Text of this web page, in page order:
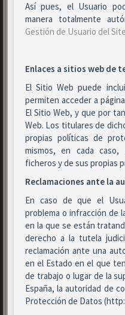
Así pues, el Usuario
manera totalmente
Gestión de Usuario del
Enlaces a sitios web de
El Sitio Web puede
permiten acceder a
El Sitio Web, y que por
Web. Los titulares de
propias políticas de
mismos, en cada caso,
ficheros y de sus propias
Reclamaciones ante la
En caso de que el
problema o infracción de
en la que se están
derecho a la tutela
reclamación ante una
en el Estado en el que
de trabajo o lugar de la
España, la autoridad de
Protección de Datos